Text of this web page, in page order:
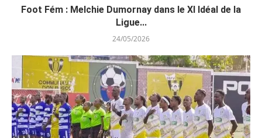
Foot Fém : Melchie Dumornay dans le XI Idéal de la
Ligue...
24/05/2026